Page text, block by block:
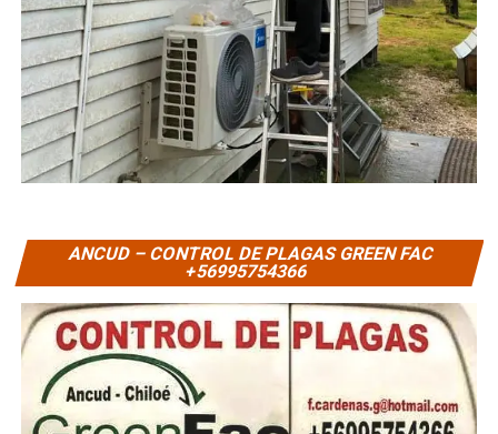
ANCUD – CONTROL DE PLAGAS GREEN FAC
+56995754366